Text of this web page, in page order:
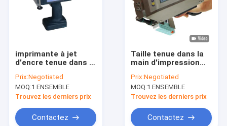
imprimante à jet
d'encre tenue dans la
Prix:Negotiated
MOQ:1 ENSEMBLE
Trouvez les derniers prix
Contactez
Taille tenue dans la
main d'impression
36mm d'imprimante
à jet d'encre de la
haute définition
Prix:Negotiated
MOQ:1 ENSEMBLE
Trouvez les derniers prix
Contactez